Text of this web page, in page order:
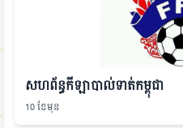
សហព័ន្ធកីឡាបាល់ទាត់កម្ពុជា
10 ខែមុន